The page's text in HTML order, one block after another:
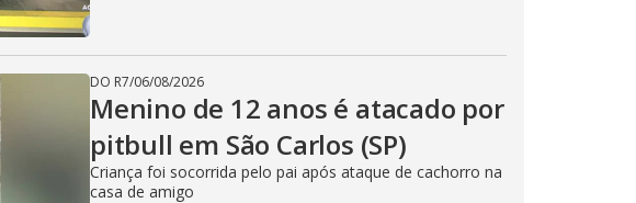
DO R7/06/08/2026
Menino de 12 anos é atacado por
pitbull em São Carlos (SP)
Criança foi socorrida pelo pai após ataque de cachorro na
casa de amigo